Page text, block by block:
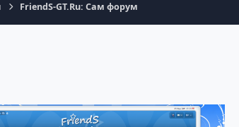
FriendS-GT.Ru: Сам форум